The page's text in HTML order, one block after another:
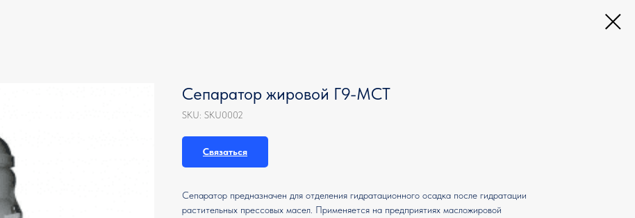
Сепаратор жировой Г9-МСТ
SKU: SKU0002
Связаться
Сепаратор предназначен для отделения гидратационного осадка после гидратации
растительных прессовых масел. Применяется на предприятиях масложировой